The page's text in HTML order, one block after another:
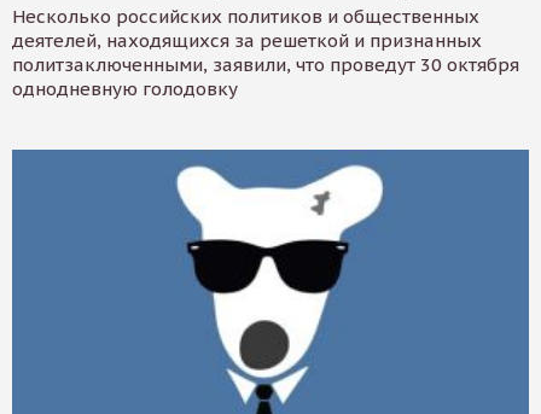
Несколько российских политиков и общественных
деятелей, находящихся за решеткой и признанных
политзаключенными, заявили, что проведут 30 октября
однодневную голодовку